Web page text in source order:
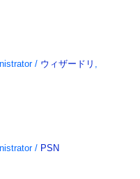
/ ウィザードリ
/ PSN